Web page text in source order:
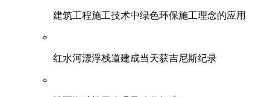
建筑工程施工技术中绿色环保施工理念的应用
红水河漂浮栈道建成当天获吉尼斯纪录